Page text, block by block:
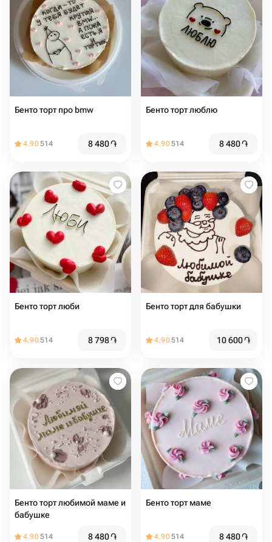
Бенто торт про bmw
4.90514 8 480֏
Бенто торт люблю
4.90514 8 480֏
Бенто торт люби
4.90514 8 798֏
Бенто торт для бабушки
4.90514 10 600֏
Бенто торт любимой маме и
бабушке
4.90514 8 480֏
Бенто торт маме
4.90514 8 480֏